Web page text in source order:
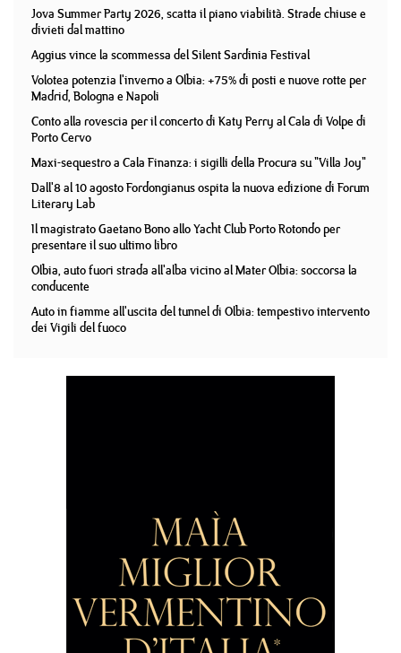
Jova Summer Party 2026, scatta il piano viabilità. Strade chiuse e
divieti dal mattino
Aggius vince la scommessa del Silent Sardinia Festival
Volotea potenzia l'inverno a Olbia: +75% di posti e nuove rotte per
Madrid, Bologna e Napoli
Conto alla rovescia per il concerto di Katy Perry al Cala di Volpe di
Porto Cervo
Maxi-sequestro a Cala Finanza: i sigilli della Procura su "Villa Joy"
Dall'8 al 10 agosto Fordongianus ospita la nuova edizione di Forum
Literary Lab
Il magistrato Gaetano Bono allo Yacht Club Porto Rotondo per
presentare il suo ultimo libro
Olbia, auto fuori strada all'alba vicino al Mater Olbia: soccorsa la
conducente
Auto in fiamme all'uscita del tunnel di Olbia: tempestivo intervento
dei Vigili del fuoco